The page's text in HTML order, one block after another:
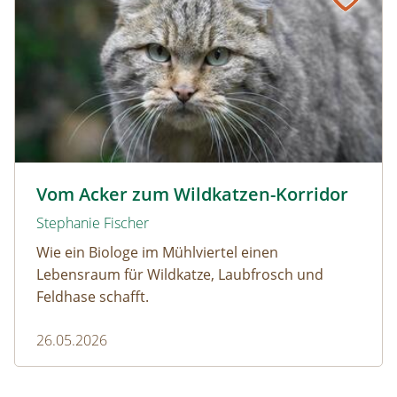
Vom Acker zum Wildkatzen-Korridor
Stephanie Fischer
Wie ein Biologe im Mühlviertel einen
Lebensraum für Wildkatze, Laubfrosch und
Feldhase schafft.
26.05.2026